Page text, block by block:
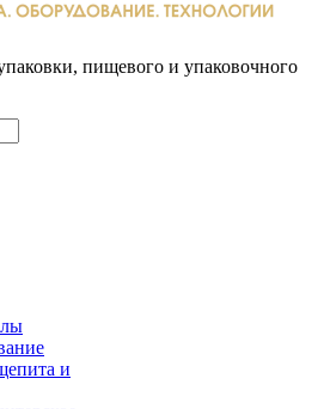
пищевого и упаковочного
и